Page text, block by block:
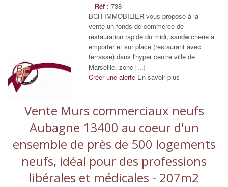
Réf : 738
BCH IMMOBILIER vous propose à la
vente un fonds de commerce de
restauration rapide du midi, sandwicherie à
emporter et sur place (restaurant avec
terrasse) dans l'hyper centre ville de
Marseille, zone [...]
Créer une alerte En savoir plus
Vente Murs commerciaux neufs
Aubagne 13400 au coeur d'un
ensemble de près de 500 logements
neufs, idéal pour des professions
libérales et médicales - 207m2